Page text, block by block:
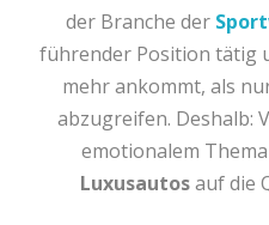
der Branche der
führender Position tätig
mehr ankommt, als
abzugreifen. Deshalb:
emotionalem
Luxusautosauf die